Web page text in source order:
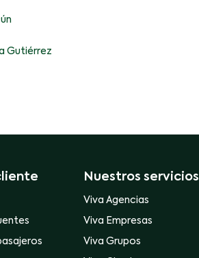
Gutiérrez
Nuestros servicios
Viva Agencias
Viva Empresas
Viva Grupos